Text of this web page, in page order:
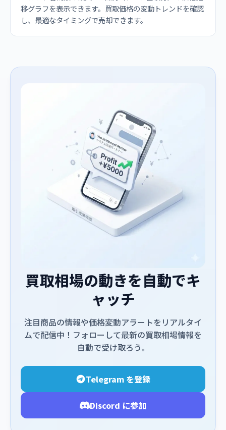
移グラフを表示できます。買取価格の変動トレンドを確認
し、最適なタイミングで売却できます。
買取相場の動きを自動でキ
ャッチ
注目商品の情報や価格変動アラートをリアルタイ
ムで配信中！フォローして最新の買取相場情報を
自動で受け取ろう。
Telegram を登録
Discord に参加